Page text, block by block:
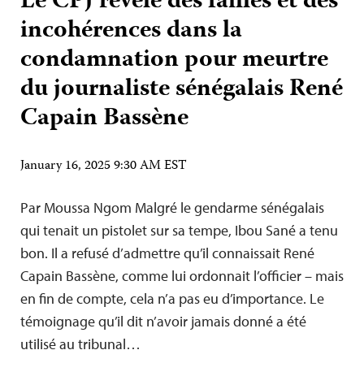
incohérences dans la
condamnation pour meurtre
du journaliste sénégalais René
Capain Bassène
January 16, 2025 9:30 AM EST
Par Moussa Ngom Malgré le gendarme sénégalais
qui tenait un pistolet sur sa tempe, Ibou Sané a tenu
bon. Il a refusé d’admettre qu’il connaissait René
Capain Bassène, comme lui ordonnait l’officier – mais
en fin de compte, cela n’a pas eu d’importance. Le
témoignage qu’il dit n’avoir jamais donné a été
utilisé au tribunal…